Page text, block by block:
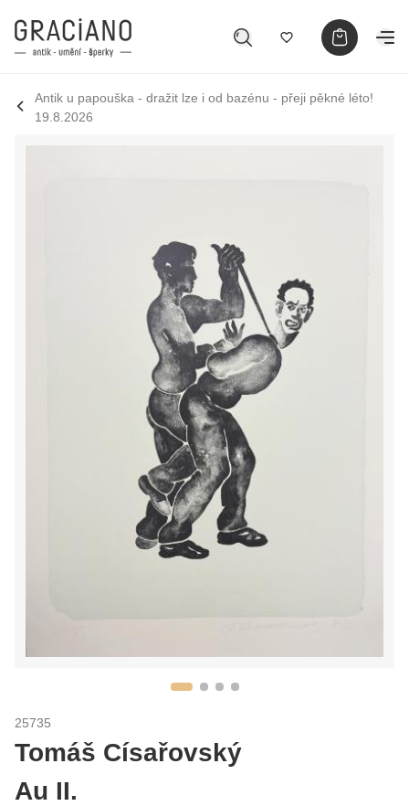
Antik u papouška - dražit lze i od bazénu - přeji pěkné léto!
19.8.2026
25735
Tomáš Císařovský
Au II.